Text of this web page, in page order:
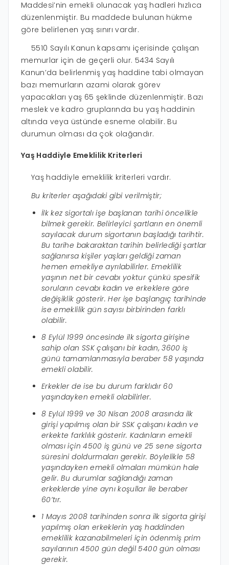
Maddesi’nin emekli olunacak yaş hadleri hızlıca
düzenlenmiştir. Bu maddede bulunan hükme
göre belirlenen yaş sınırı vardır.
5510 Sayılı Kanun kapsamı içerisinde çalışan
memurlar için de geçerli olur. 5434 Sayılı
Kanun’da belirlenmiş yaş haddine tabi olmayan
bazı memurların azami olarak görev
yapacakları yaş 65 şeklinde düzenlenmiştir. Bazı
meslek ve kadro gruplarında bu yaş haddinin
altında veya üstünde esneme olabilir. Bu
durumun olması da çok olağandır.
Yaş Haddiyle Emeklilik Kriterleri
Yaş haddiyle emeklilik kriterleri vardır.
Bu kriterler aşağıdaki gibi verilmiştir;
İlk kez sigortalı işe başlanan tarihi öncelikle
bilmek gerekir. Belirleyici şartların en önemli
sayılacak durum sigortanın başladığı tarihtir.
Bu tarihe bakaraktan tarihin belirlediği şartlar
sağlanırsa kişiler yaşları geldiği zaman
hemen emekliye ayrılabilirler. Emeklilik
yaşının net bir cevabı yoktur çünkü spesifik
soruların cevabı kadın ve erkeklere göre
değişiklik gösterir. Her işe başlangıç tarihinde
ise emeklilik gün sayısı birbirinden farklı
olabilir.
8 Eylül 1999 öncesinde ilk sigorta girişine
sahip olan SSK çalışanı bir kadın, 3600 iş
günü tamamlanmasıyla beraber 58 yaşında
emekli olabilir.
Erkekler de ise bu durum farklıdır 60
yaşındayken emekli olabilirler.
8 Eylül 1999 ve 30 Nisan 2008 arasında ilk
girişi yapılmış olan bir SSK çalışanı kadın ve
erkekte farklılık gösterir. Kadınların emekli
olması için 4500 iş günü ve 25 sene sigorta
süresini doldurmaları gerekir. Böylelikle 58
yaşındayken emekli olmaları mümkün hale
gelir. Bu durumlar sağlandığı zaman
erkeklerde yine aynı koşullar ile beraber
60’tır.
1 Mayıs 2008 tarihinden sonra ilk sigorta girişi
yapılmış olan erkeklerin yaş haddinden
emeklilik kazanabilmeleri için ödenmiş prim
sayılarının 4500 gün değil 5400 gün olması
gerekir.